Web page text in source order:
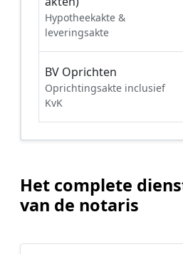
Hypotheekakte &
leveringsakte
BV Oprichten
Oprichtingsakte inclusief
KvK
Het complete
van de notaris